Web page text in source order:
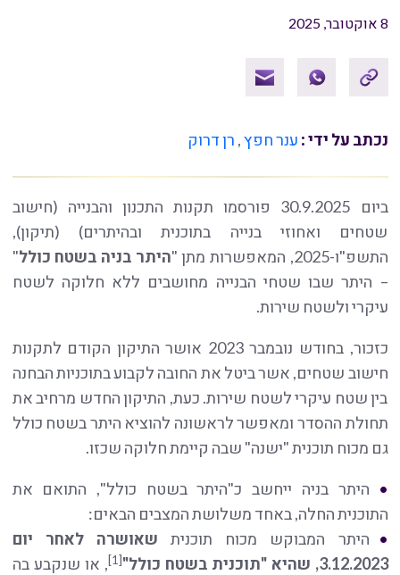
8 אוקטובר, 2025
נכתב על ידי : ענר חפץ, רן דרוק
ביום 30.9.2025 פורסמו תקנות התכנון והבנייה (חישוב
שטחים ואחוזי בנייה בתוכנית ובהיתרים) (תיקון),
התשפ"ו-2025, המאפשרות מתן "
היתר בניה בשטח כולל"
– היתר שבו שטחי הבנייה מחושבים ללא חלוקה לשטח
עיקרי ולשטח שירות.
כזכור, בחודש נובמבר 2023 אושר התיקון הקודם לתקנות
חישוב שטחים, אשר ביטל את החובה לקבוע בתוכניות הבחנה
בין שטח עיקרי לשטח שירות. כעת, התיקון החדש מרחיב את
תחולת ההסדר ומאפשר לראשונה להוציא היתר בשטח כולל
גם מכוח תוכנית "ישנה" שבה קיימת חלוקה שכזו.
היתר בניה ייחשב כ"היתר בשטח כולל", התואם את
התוכנית החלה, באחד משלושת המצבים הבאים:
היתר המבוקש מכוח תוכנית שאושרה לאחר יום
3.12.2023, שהיא "תוכנית בשטח כולל"
[1]
, או שנקבע בה